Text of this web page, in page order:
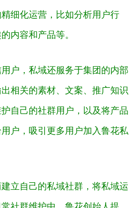
细化运营，比如分析用户行
内容和产品等。
户，私域还服务于集团的内部
相关的素材、文案、推广知识
自己的社群用户，以及将产品
户，吸引更多用户加入鲁花私
立自己的私域社群，将私域运